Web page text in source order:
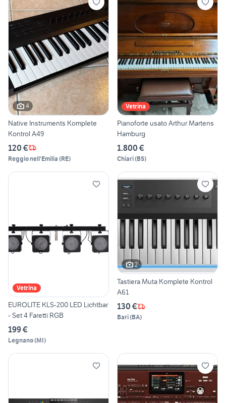
4
Native Instruments Komplete
Kontrol A49
120 €
Reggio nell'Emilia (RE)
Vetrina
Pianoforte usato Arthur Martens
Hamburg
1.800 €
Chiari(BS)
Vetrina
EUROLITE KLS-200 LED Lichtbar
- Set 4 Faretti RGB
199 €
Legnano(MI)
2
Tastiera Muta Komplete Kontrol
A61
130 €
Bari(BA)